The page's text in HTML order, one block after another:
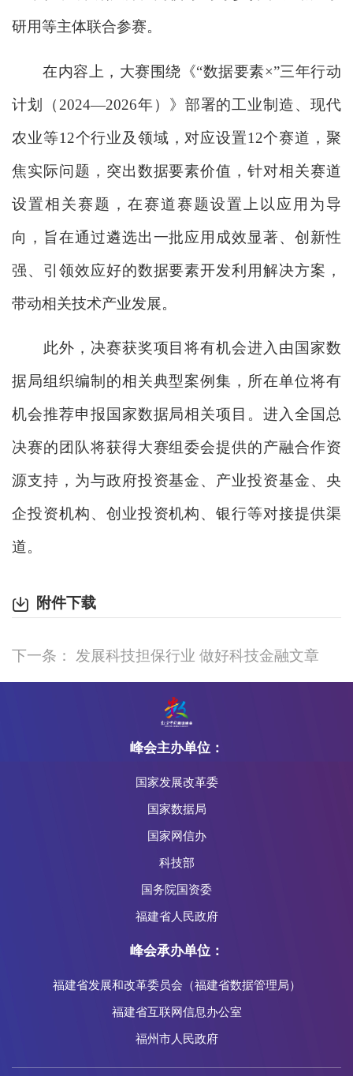
研用等主体联合参赛。
在内容上，大赛围绕《“数据要素×”三年行动
计划（2024—2026年）》部署的工业制造、现代
农业等12个行业及领域，对应设置12个赛道，聚
焦实际问题，突出数据要素价值，针对相关赛道
设置相关赛题，在赛道赛题设置上以应用为导
向，旨在通过遴选出一批应用成效显著、创新性
强、引领效应好的数据要素开发利用解决方案，
带动相关技术产业发展。
此外，决赛获奖项目将有机会进入由国家数
据局组织编制的相关典型案例集，所在单位将有
机会推荐申报国家数据局相关项目。进入全国总
决赛的团队将获得大赛组委会提供的产融合作资
源支持，为与政府投资基金、产业投资基金、央
企投资机构、创业投资机构、银行等对接提供渠
道。
附件下载
下一条： 发展科技担保行业 做好科技金融文章
峰会主办单位：
国家发展改革委
国家数据局
国家网信办
科技部
国务院国资委
福建省人民政府
峰会承办单位：
福建省发展和改革委员会（福建省数据管理局）
福建省互联网信息办公室
福州市人民政府